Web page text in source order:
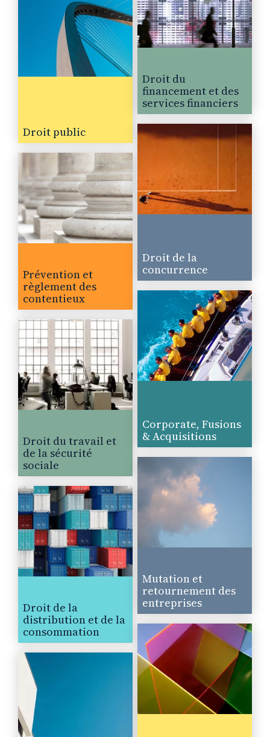
Droit public
Droit du
financement et des
services financiers
Prévention et
règlement des
contentieux
Droit de la
concurrence
Droit du travail et
de la sécurité
sociale
Corporate, Fusions
& Acquisitions
Droit de la
distribution et de la
consommation
Mutation et
retournement des
entreprises